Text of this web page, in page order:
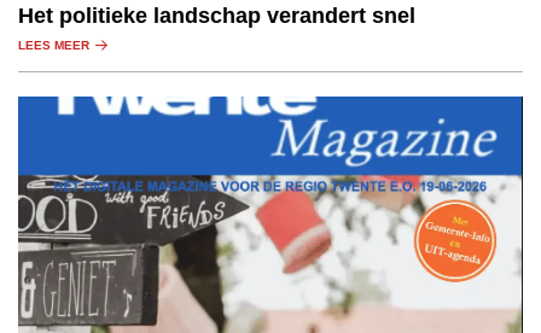
Het politieke landschap verandert snel
LEES MEER